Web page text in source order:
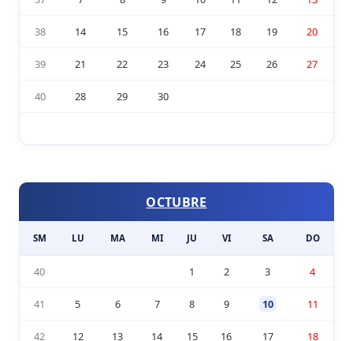
38 14 15 16 17 18 19 20
39 21 22 23 24 25 26 27
40 28 29 30
OCTUBRE
SM LU MA MI JU VI SA DO
40 1 2 3 4
41 5 6 7 8 9 10 11
42 12 13 14 15 16 17 18